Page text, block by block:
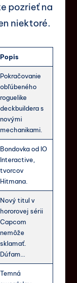
pozrieť na
niektoré.
Popis
Pokračovanie
obľúbeného
roguelike
deckbuildera s
novými
mechanikami.
Bondovka od IO
Interactive,
tvorcov
Hitmana.
Nový titul v
hororovej sérii
Capcom
nemôže
sklamať.
Dúfam…
Temná